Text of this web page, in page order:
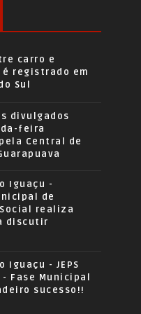
carro e
registrado em
Sul
divulgados
feira
Central de
Iguaçu -
de
realiza
discutir
Iguaçu - JEPS
Fase Municipal
sucesso!!